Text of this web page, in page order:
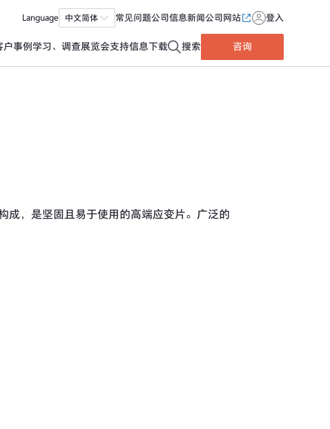
Language 中文简体 常见问题公司信息新闻公司网站 登入
户事例 学习、调查展览会支持信息下载 搜索 咨询
成，是坚固且易于使用的高端应变片。广泛的